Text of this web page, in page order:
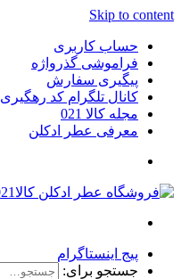
Skip to content
حساب کاربری
فراموشی گذرواژه
پیگیری سفارش
کانال تلگرام کد رهگیری
مجله کالا 021
معرفی عطر ادکلن
پیج اینستاگرام
جستجو برای: